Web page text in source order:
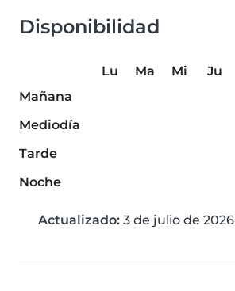
Disponibilidad
Lu Ma Mi Ju
Mañana
Mediodía
Tarde
Noche
Actualizado: 3 de julio de 2026